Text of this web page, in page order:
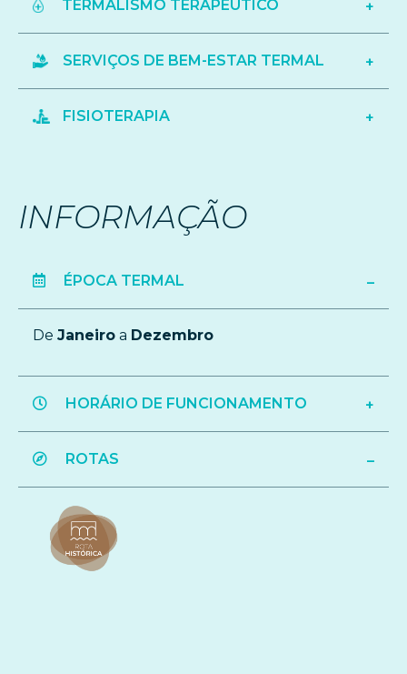
TERMALISMO TERAPÊUTICO
SERVIÇOS DE BEM-ESTAR TERMAL
FISIOTERAPIA
INFORMAÇÃO
ÉPOCA TERMAL
De Janeiro a Dezembro
HORÁRIO DE FUNCIONAMENTO
ROTAS